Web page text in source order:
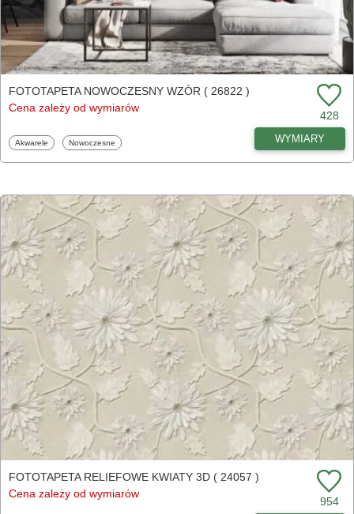
FOTOTAPETA NOWOCZESNY WZÓR ( 26822 )
Cena zależy od wymiarów
428
Fototapety
Akwarele Fototapety
Nowoczesne WYMIARY
FOTOTAPETA RELIEFOWE KWIATY 3D ( 24057 )
Cena zależy od wymiarów
954